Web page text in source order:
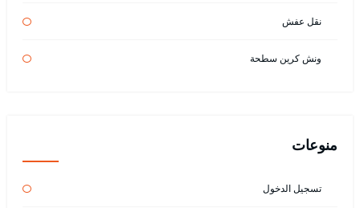
نقل عفش
ونش كرين سطحة
منوعات
تسجيل الدخول